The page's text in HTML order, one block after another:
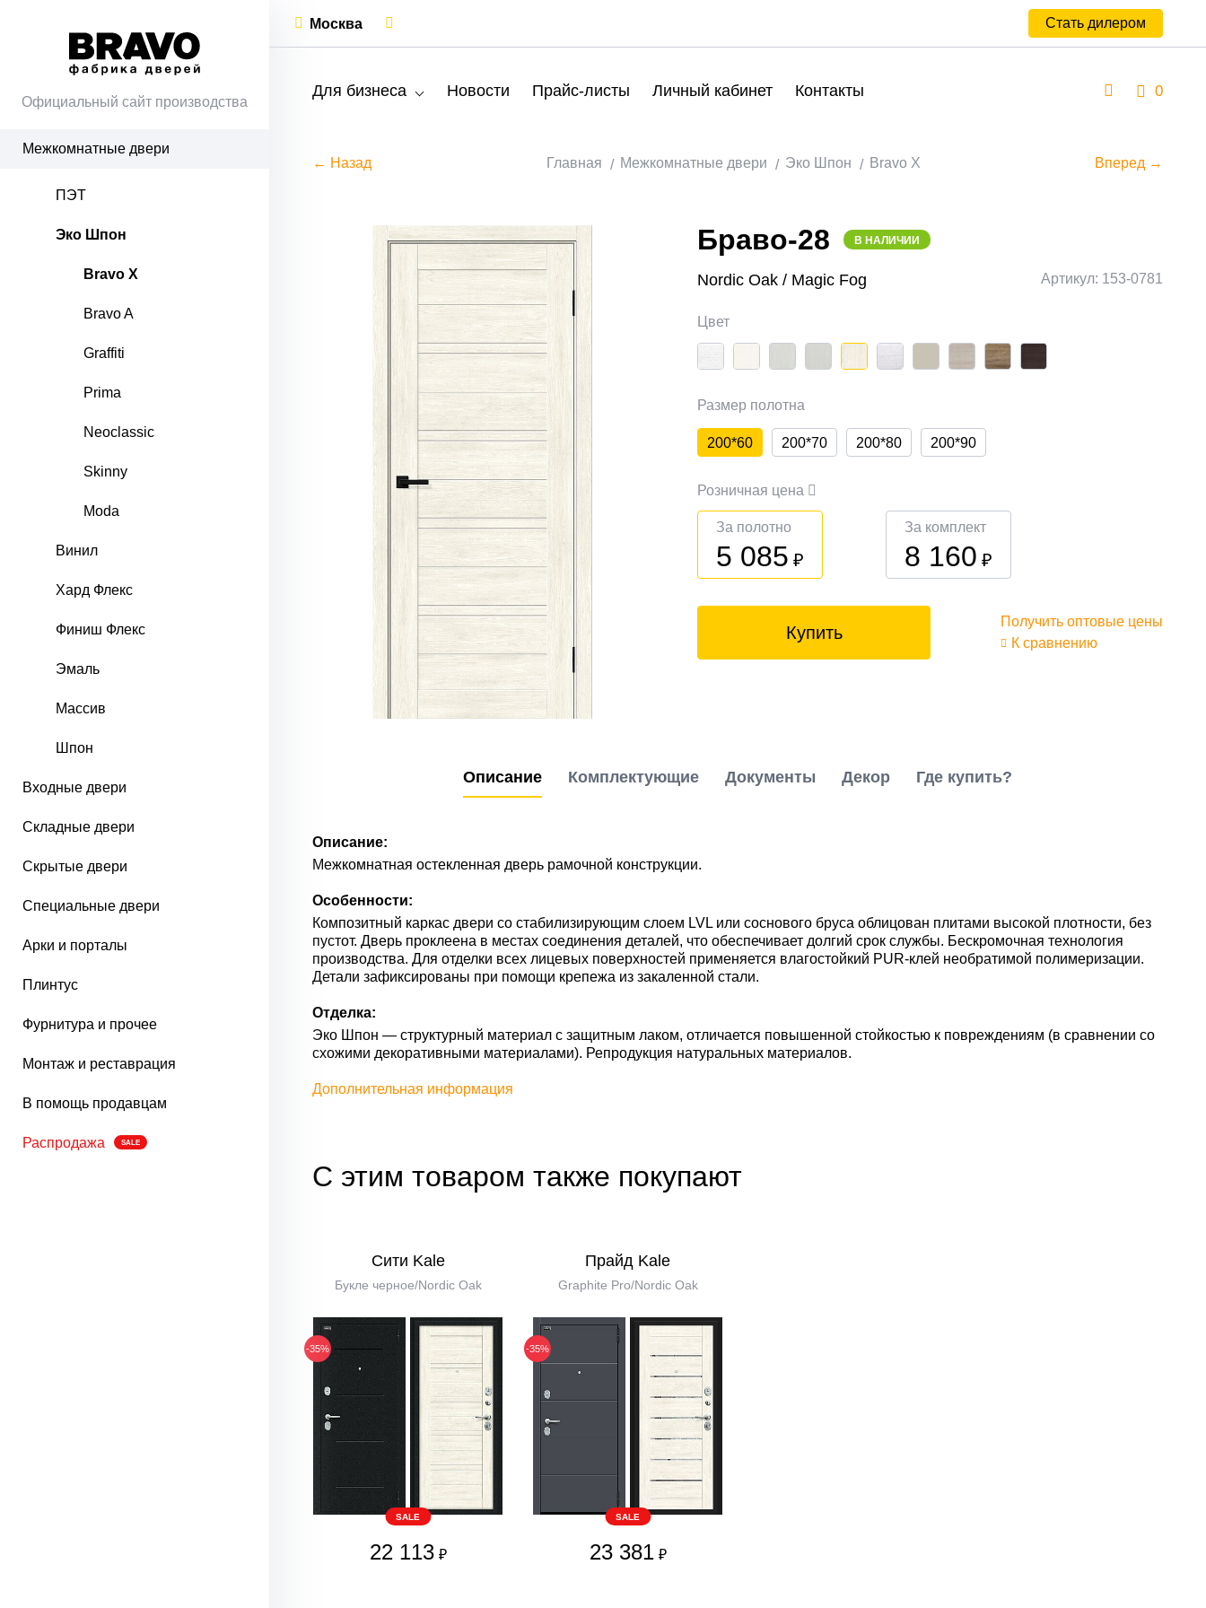
Официальный сайт производства
Межкомнатные двери
ПЭТ
Эко Шпон
Bravo X
Bravo A
Graffiti
Prima
Neoclassic
Skinny
Moda
Винил
Хард Флекс
Финиш Флекс
Эмаль
Массив
Шпон
Входные двери
Складные двери
Скрытые двери
Специальные двери
Арки и порталы
Плинтус
Фурнитура и прочее
Монтаж и реставрация
В помощь продавцам
Распродажа SALE
Москва Стать дилером
Для бизнеса Новости Прайс-листы Личный кабинет Контакты 0
← Назад Главная Межкомнатные двери Эко Шпон Bravo X Вперед →
Браво-28 В НАЛИЧИИ
Nordic Oak / Magic Fog Артикул: 153-0781
Цвет
Размер полотна
200*60 200*70 200*80 200*90
Розничная цена
За полотно
5 085 ₽
За комплект
8 160 ₽
Купить
Получить оптовые цены
К сравнению
Описание Комплектующие Документы Декор Где купить?
Описание:
Межкомнатная остекленная дверь рамочной конструкции.
Особенности:
Композитный каркас двери со стабилизирующим слоем LVL или соснового бруса облицован плитами высокой плотности, без
пустот. Дверь проклеена в местах соединения деталей, что обеспечивает долгий срок службы. Бескромочная технология
производства. Для отделки всех лицевых поверхностей применяется влагостойкий PUR-клей необратимой полимеризации.
Детали зафиксированы при помощи крепежа из закаленной стали.
Отделка:
Эко Шпон — структурный материал с защитным лаком, отличается повышенной стойкостью к повреждениям (в сравнении со
схожими декоративными материалами). Репродукция натуральных материалов.
Дополнительная информация
С этим товаром также покупают
Сити Kale
Букле черное/Nordic Oak
-35%
SALE
22 113 ₽
Прайд Kale
Graphite Pro/Nordic Oak
-35%
SALE
23 381 ₽